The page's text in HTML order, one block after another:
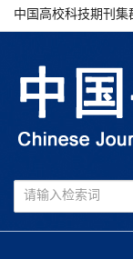
中国高校科技期刊集